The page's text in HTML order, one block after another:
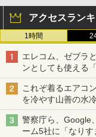
アクセスラン
1時間
エレコム、ゼブラ
ンとしても使える
も、持ち替えずに
これぞ着るエアコ
を冷やす山善の水
ち・ざ・ろーど！
警察庁ら、Google
ーム5社に「なり